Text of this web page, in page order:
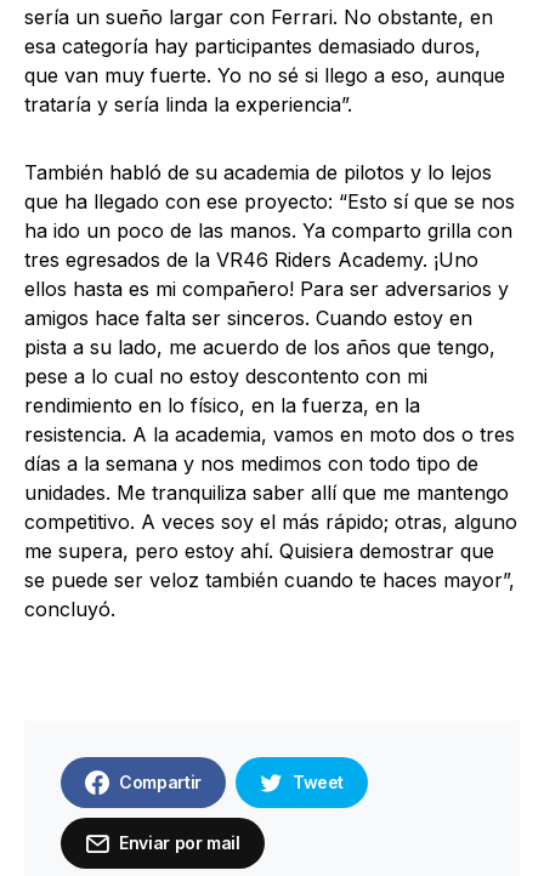
sería un sueño largar con Ferrari. No obstante, en
esa categoría hay participantes demasiado duros,
que van muy fuerte. Yo no sé si llego a eso, aunque
trataría y sería linda la experiencia”.
También habló de su academia de pilotos y lo lejos
que ha llegado con ese proyecto: “Esto sí que se nos
ha ido un poco de las manos. Ya comparto grilla con
tres egresados de la VR46 Riders Academy. ¡Uno
ellos hasta es mi compañero! Para ser adversarios y
amigos hace falta ser sinceros. Cuando estoy en
pista a su lado, me acuerdo de los años que tengo,
pese a lo cual no estoy descontento con mi
rendimiento en lo físico, en la fuerza, en la
resistencia. A la academia, vamos en moto dos o tres
días a la semana y nos medimos con todo tipo de
unidades. Me tranquiliza saber allí que me mantengo
competitivo. A veces soy el más rápido; otras, alguno
me supera, pero estoy ahí. Quisiera demostrar que
se puede ser veloz también cuando te haces mayor”,
concluyó.
Compartir Tweet
Enviar por mail